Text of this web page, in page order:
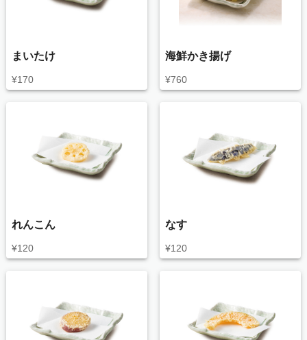
まいたけ
¥170
海鮮かき揚げ
¥760
れんこん
¥120
なす
¥120